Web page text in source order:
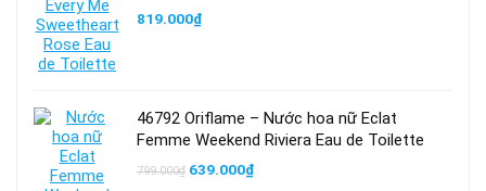
819.000₫
46792 Oriflame – Nước hoa nữ Eclat
Femme Weekend Riviera Eau de Toilette
799.000₫ Giá
639.000₫Giá